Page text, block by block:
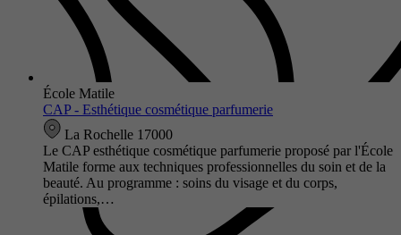
École Matile
CAP - Esthétique cosmétique parfumerie
La Rochelle 17000
Le CAP esthétique cosmétique parfumerie proposé par l'École
Matile forme aux techniques professionnelles du soin et de la
beauté. Au programme : soins du visage et du corps,
épilations,…